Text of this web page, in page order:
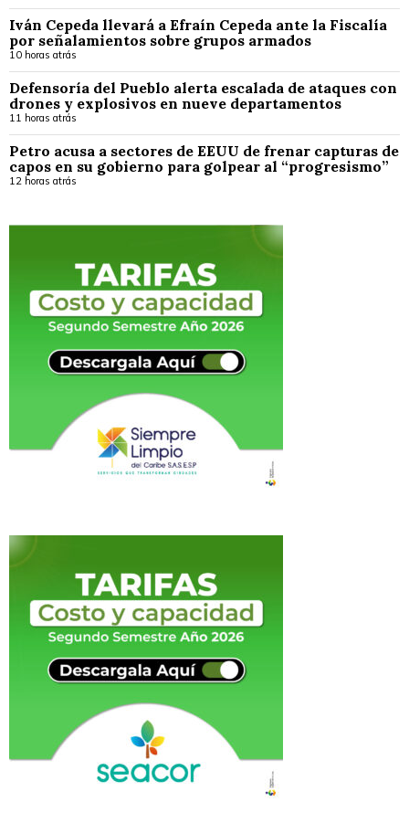
Iván Cepeda llevará a Efraín Cepeda ante la Fiscalía
por señalamientos sobre grupos armados
10 horas atrás
Defensoría del Pueblo alerta escalada de ataques con
drones y explosivos en nueve departamentos
11 horas atrás
Petro acusa a sectores de EEUU de frenar capturas de
capos en su gobierno para golpear al “progresismo”
12 horas atrás